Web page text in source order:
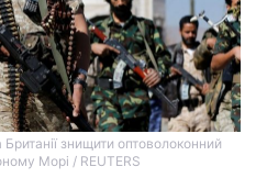
знищити оптоволоконний
Морі / REUTERS